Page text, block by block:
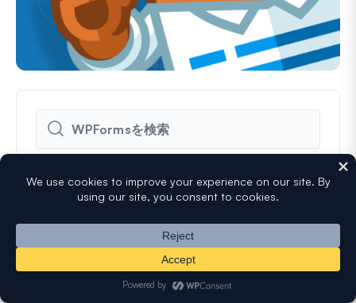
人気リソース
よりスマートなフォームをより速く構築：レイア
ウトフィールドの条件付きロジック